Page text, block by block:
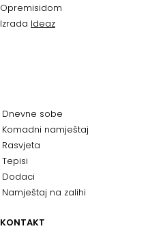
Opremisidom
Izrada Ideaz
Dnevne sobe
Komadni namještaj
Rasvjeta
Tepisi
Dodaci
Namještaj na zalihi
KONTAKT